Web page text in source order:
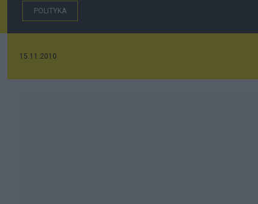
POLITYKA
15.11.2010